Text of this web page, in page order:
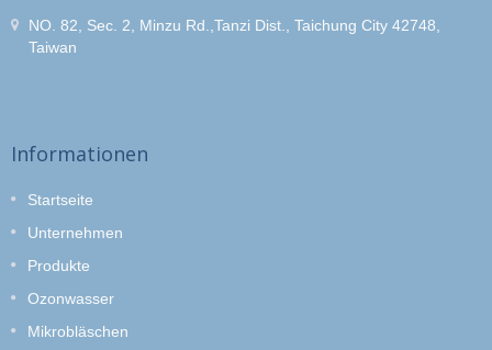
NO. 82, Sec. 2, Minzu Rd.,Tanzi Dist., Taichung City 42748,
Taiwan
Informationen
Startseite
Unternehmen
Produkte
Ozonwasser
Mikrobläschen